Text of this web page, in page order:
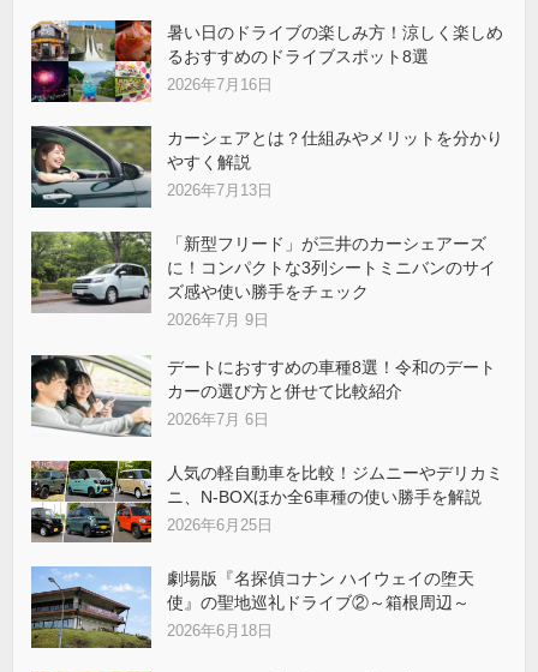
暑い日のドライブの楽しみ方！涼しく楽しめ
るおすすめのドライブスポット8選
2026年7月16日
カーシェアとは？仕組みやメリットを分かり
やすく解説
2026年7月13日
「新型フリード」が三井のカーシェアーズ
に！コンパクトな3列シートミニバンのサイ
ズ感や使い勝手をチェック
2026年7月 9日
デートにおすすめの車種8選！令和のデート
カーの選び方と併せて比較紹介
2026年7月 6日
人気の軽自動車を比較！ジムニーやデリカミ
ニ、N-BOXほか全6車種の使い勝手を解説
2026年6月25日
劇場版『名探偵コナン ハイウェイの堕天
使』の聖地巡礼ドライブ②～箱根周辺～
2026年6月18日